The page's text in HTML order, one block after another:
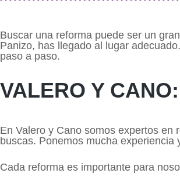
Buscar una reforma puede ser un
Panizo, has llegado al lugar
paso a paso.
VALERO Y
En Valero y Cano somos expertos en
buscas. Ponemos mucha experiencia
Cada reforma es importante para